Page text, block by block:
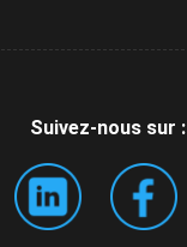
Suivez-nous sur :